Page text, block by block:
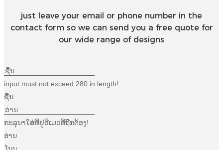
just leave your email or phone number in the
contact form so we can send you a free quote for
our wide range of designs
input must not exceed 280 in length!
ຊື່ນ
ກະລຸນາໃສ່ທີ່ຢູ່ອີເມວທີ່ຖືກຕ້ອງ!
ອ່ານ